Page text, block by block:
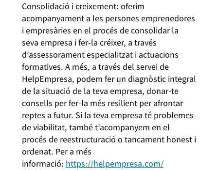
Consolidació i creixement: oferim
acompanyament a les persones emprenedores
i empresàries en el procés de consolidar la
seva empresa i fer-la créixer, a través
d’assessorament especialitzat i actuacions
formatives. A més, a través del servei de
HelpEmpresa, podem fer un diagnòstic integral
de la situació de la teva empresa, donar-te
consells per fer-la més resilient per afrontar
reptes a futur. Si la teva empresa té problemes
de viabilitat, també t’acompanyem en el
procés de reestructuració o tancament honest i
ordenat. Per a més
informació: https://helpempresa.com/